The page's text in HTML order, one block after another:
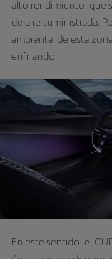
alto rendimiento, que
de aire suministrada.
ambiental de esta
enfriando.
En este sentido, el